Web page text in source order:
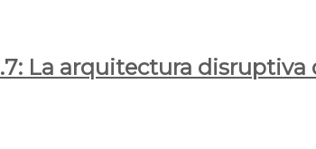
La arquitectura disruptiva